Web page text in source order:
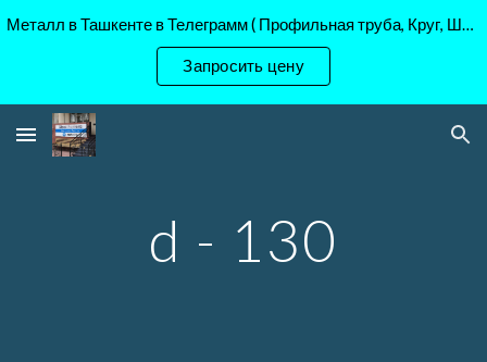
Skip to navigation
Металл в Ташкенте в Телеграмм ( Профильная труба, Круг, Шестигранник Ст45, 40Х, )
Запросить цену
d - 130